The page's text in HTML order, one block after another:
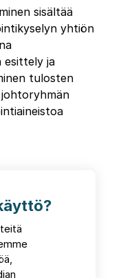
sisältää
yhtiön
ja
tulosten